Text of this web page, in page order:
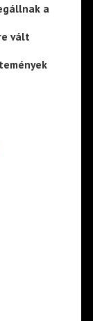
a
vált